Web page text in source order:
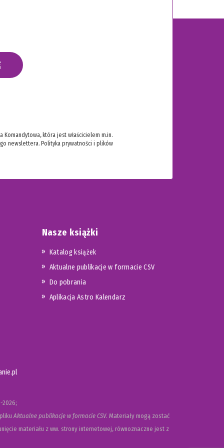
która jest właścicielem m.in.
newslettera. Polityka prywatności i plików
Nasze książki
Katalog książek
Aktualne publikacje w formacie CSV
Do pobrania
Aplikacja Astro Kalendarz
2026;
Aktualne publikacje w formacie CSV. Materiały mogą zostać
materiału z ww. strony internetowej, równoznaczne jest z